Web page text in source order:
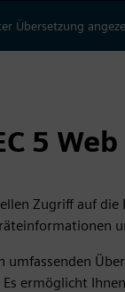
Übersetzung
5 Web
Zugriff auf
umfassenden
ermöglicht